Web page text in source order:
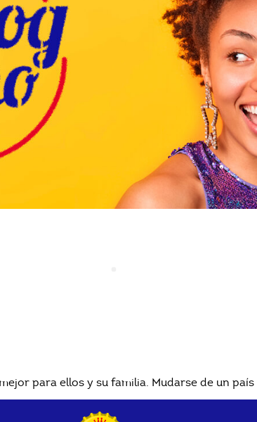
para ellos y su familia. Mudarse de un